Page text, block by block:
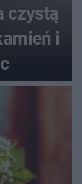
czystą
i